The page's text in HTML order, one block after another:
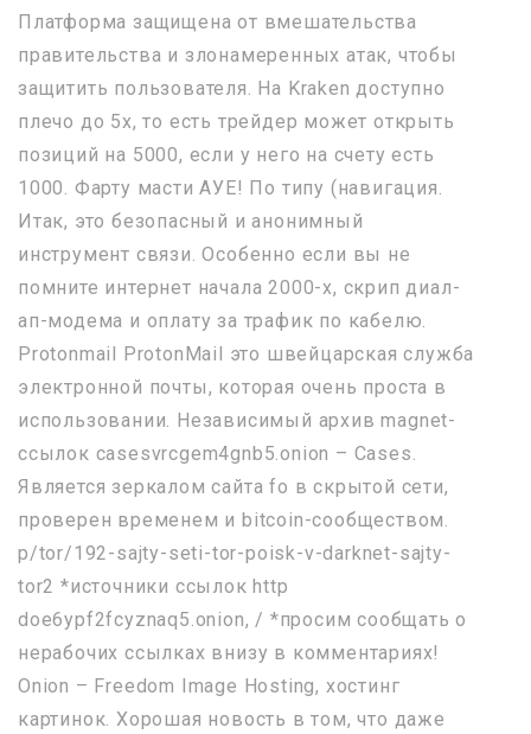
Платформа защищена от вмешательства
правительства и злонамеренных атак, чтобы
защитить пользователя. На Kraken доступно
плечо до 5х, то есть трейдер может открыть
позиций на 5000, если у него на счету есть
1000. Фарту масти АУЕ! По типу (навигация.
Итак, это безопасный и анонимный
инструмент связи. Особенно если вы не
помните интернет начала 2000-х, скрип диал-
ап-модема и оплату за трафик по кабелю.
Protonmail ProtonMail это швейцарская служба
электронной почты, которая очень проста в
использовании. Независимый архив magnet-
ссылок casesvrcgem4gnb5.onion – Cases.
Является зеркалом сайта fo в скрытой сети,
проверен временем и bitcoin-сообществом.
p/tor/192-sajty-seti-tor-poisk-v-darknet-sajty-
tor2 *источники ссылок http
doe6ypf2fcyznaq5.onion, / *просим сообщать о
нерабочих ссылках внизу в комментариях!
Onion – Freedom Image Hosting, хостинг
картинок. Хорошая новость в том, что даже